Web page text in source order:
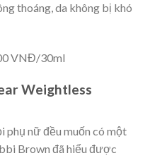
thoáng, da không bị khó
VNĐ/30ml
Weightless
phụ nữ đều muốn có một
Brown đã hiểu được